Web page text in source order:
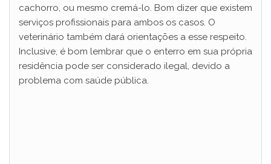
cachorro, ou mesmo cremá-lo. Bom dizer que existem
serviços profissionais para ambos os casos. O
veterinário também dará orientações a esse respeito.
Inclusive, é bom lembrar que o enterro em sua própria
residência pode ser considerado ilegal, devido a
problema com saúde pública.